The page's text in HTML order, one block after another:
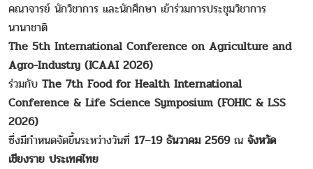
คณาจารย์ นักวิชาการ และนักศึกษา เข้าร่วมการประชุมวิชาการ
นานาชาติ
The 5th International Conference on Agriculture and
Agro-Industry (ICAAI 2026)
ร่วมกับ The 7th Food for Health International
Conference & Life Science Symposium (FOHIC & LSS
2026)
ซึ่งมีกำหนดจัดขึ้นระหว่างวันที่ 17–19 ธันวาคม 2569ณ จังหวัด
เชียงราย ประเทศไทย